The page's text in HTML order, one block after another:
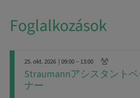
Foglalkozások
25. okt. 2026 | 09:00 – 13:00
Straumannアシスタント
ナー